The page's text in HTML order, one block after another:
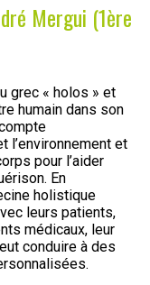
Mergui (1ère
grec « holos » et
humain dans son
l’environnement et
pour l’aider
En
holistique
leurs patients,
médicaux, leur
conduire à des